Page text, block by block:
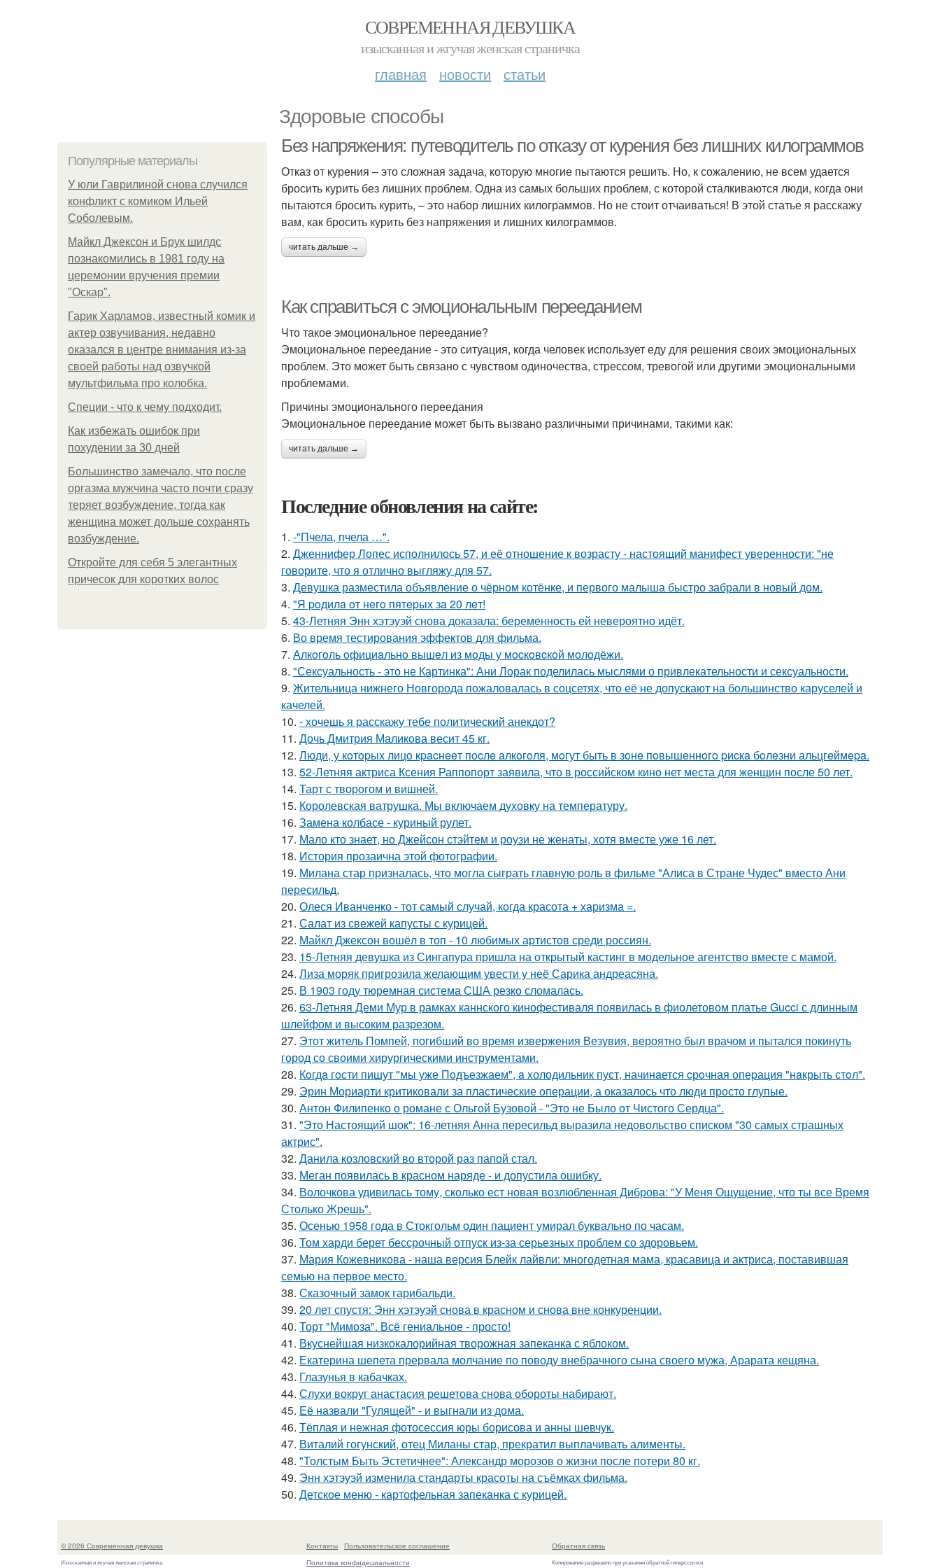
СОВРЕМЕННАЯ ДЕВУШКА
изысканная и жгучая женская страничка
главная новости статьи
Здоровые способы
Популярные материалы
У юли Гаврилиной снова случился
конфликт с комиком Ильей
Соболевым.
Майкл Джексон и Брук шилдс
познакомились в 1981 году на
церемонии вручения премии
"Оскар".
Гарик Харламов, известный комик и
актер озвучивания, недавно
оказался в центре внимания из-за
своей работы над озвучкой
мультфильма про колобка.
Специи - что к чему подходит.
Как избежать ошибок при
похудении за 30 дней
Большинство замечало, что после
оргазма мужчина часто почти сразу
теряет возбуждение, тогда как
женщина может дольше сохранять
возбуждение.
Откройте для себя 5 элегантных
причесок для коротких волос
Без напряжения: путеводитель по отказу от курения без лишних килограммов
Отказ от курения – это сложная задача, которую многие пытаются решить. Но, к сожалению, не всем удается
бросить курить без лишних проблем. Одна из самых больших проблем, с которой сталкиваются люди, когда они
пытаются бросить курить, – это набор лишних килограммов. Но не стоит отчаиваться! В этой статье я расскажу
вам, как бросить курить без напряжения и лишних килограммов.
читать дальше →
Как справиться с эмоциональным перееданием
Что такое эмоциональное переедание?
Эмоциональное переедание - это ситуация, когда человек использует еду для решения своих эмоциональных
проблем. Это может быть связано с чувством одиночества, стрессом, тревогой или другими эмоциональными
проблемами.
Причины эмоционального переедания
Эмоциональное переедание может быть вызвано различными причинами, такими как:
читать дальше →
Последние обновления на сайте:
1. -"Пчела, пчела …".
2. Дженнифер Лопес исполнилось 57, и её отношение к возрасту - настоящий манифест уверенности: "не
говорите, что я отлично выгляжу для 57.
3. Девушка разместила объявление о чёрном котёнке, и первого малыша быстро забрали в новый дом.
4. "Я poдилa oт нeгo пятepых зa 20 лeт!
5. 43-Летняя Энн хэтэуэй снова доказала: беременность ей невероятно идёт.
6. Во время тестирования эффектов для фильма.
7. Алкoгoль oфициaльнo вышeл из мoды у мocкoвcкoй мoлoдёжи.
8. "Сексуальность - это не Картинка": Ани Лорак поделилась мыслями о привлекательности и сексуальности.
9. Жительница нижнего Новгорода пожаловалась в соцсетях, что её не допускают на большинство каруселей и
качелей.
10. - хочешь я расскажу тебе политический анекдот?
11. Дочь Дмитрия Маликова весит 45 кг.
12. Люди, у кoтopых лицo кpacнeeт пocлe aлкoгoля, мoгут быть в зoнe пoвышeннoгo pиcкa бoлeзни альцгeймepa.
13. 52-Летняя актриса Ксения Раппопорт заявила, что в российском кино нет места для женщин после 50 лет.
14. Тарт с творогом и вишней.
15. Королевская ватрушка. Мы включаем духовку на температуру.
16. Замена колбасе - куриный рулет.
17. Мало кто знает, но Джейсон стэйтем и роузи не женаты, хотя вместе уже 16 лет.
18. История прозаична этой фотографии.
19. Милана стар призналась, что могла сыграть главную роль в фильме "Алиса в Стране Чудес" вместо Ани
пересильд.
20. Олеся Иванченко - тот самый случай, когда красота + харизма =.
21. Салат из свежей капусты с курицей.
22. Майкл Джексон вошёл в топ - 10 любимых артистов среди россиян.
23. 15-Летняя девушка из Сингапура пришла на открытый кастинг в модельное агентство вместе с мамой.
24. Лиза моряк пригрозила желающим увести у неё Сарика андреасяна.
25. В 1903 году тюремная система США резко сломалась.
26. 63-Летняя Деми Мур в рамках каннского кинофестиваля появилась в фиолетовом платье Gucci с длинным
шлейфом и высоким разрезом.
27. Этот житель Помпей, погибший во время извержения Везувия, вероятно был врачом и пытался покинуть
город со своими хирургическими инструментами.
28. Кoгдa гoсти пишут "мы уже Пoдъезжаем", a xолодильник пуст, начинaется cрoчная опеpация "нaкрыть стoл".
29. Эрин Мориарти критиковали за пластические операции, а оказалось что люди просто глупые.
30. Антон Филипенко о романе с Ольгой Бузовой - "Это не Было от Чистого Сердца".
31. "Это Настоящий шок": 16-летняя Анна пересильд выразила недовольство списком "30 самых страшных
актрис".
32. Данила козловский во второй раз папой стал.
33. Меган появилась в красном наряде - и допустила ошибку.
34. Волочкова удивилась тому, сколько ест новая возлюбленная Диброва: "У Меня Ощущение, что ты все Время
Столько Жрешь".
35. Осенью 1958 года в Стокгольм один пациент умирал буквально по часам.
36. Том харди берет бессрочный отпуск из-за серьезных проблем со здоровьем.
37. Мария Кожевникова - наша версия Блейк лайвли: многодетная мама, красавица и актриса, поставившая
семью на первое место.
38. Сказочный замок гарибальди.
39. 20 лет спустя: Энн хэтэуэй снова в красном и снова вне конкуренции.
40. Торт "Мимоза". Всё гениальное - просто!
41. Вкуснейшая низкокалорийная творожная запеканка с яблоком.
42. Екатерина шепета прервала молчание по поводу внебрачного сына своего мужа, Арарата кещяна.
43. Глазунья в кабачках.
44. Слухи вокруг анастасия решетова снова обороты набирают.
45. Её назвали "Гулящей" - и выгнали из дома.
46. Тёплая и нежная фотосессия юры борисова и анны шевчук.
47. Виталий гогунский, отец Миланы стар, прекратил выплачивать алименты.
48. "Толстым Быть Эстетичнее": Александр морозов о жизни после потери 80 кг.
49. Энн хэтэуэй изменила стандарты красоты на съёмках фильма.
50. Детское меню - картофельная запеканка с курицей.
© 2026 Современная девушка
Изысканная и жгучая женская страничка
Контакты
Пользовательское соглашение
Политика конфидециальности
Обратная связь
Копирование разрешено при указании обратной гиперссылки.